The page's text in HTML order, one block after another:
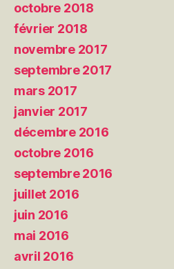
octobre 2018
février 2018
novembre 2017
septembre 2017
mars 2017
janvier 2017
décembre 2016
octobre 2016
septembre 2016
juillet 2016
juin 2016
mai 2016
avril 2016